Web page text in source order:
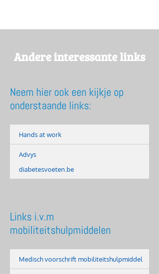
Andere interessante links
Neem hier ook een kijkje op
onderstaande links:
Hands at work
Advys
diabetesvoeten.be
Links i.v.m
mobiliteitshulpmiddelen
Medisch voorschrift mobiliteitshulpmiddel